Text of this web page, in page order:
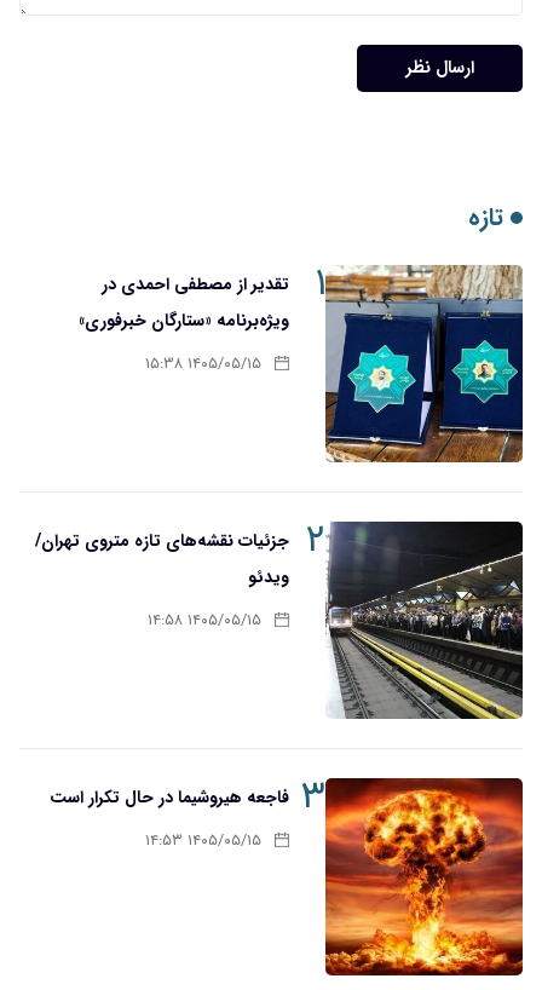
ارسال نظر
تازه
۱
تقدیر از مصطفی احمدی در
ویژه‌برنامه «ستارگان خبرفوری»
۱۴۰۵/۰۵/۱۵ ۱۵:۳۸
۲
جزئیات نقشه‌های تازه متروی تهران/
ویدئو
۱۴۰۵/۰۵/۱۵ ۱۴:۵۸
۳ فاجعه هیروشیما در حال تکرار است
۱۴۰۵/۰۵/۱۵ ۱۴:۵۳